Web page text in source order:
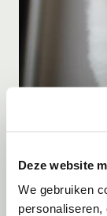
Deze website
We gebruiken